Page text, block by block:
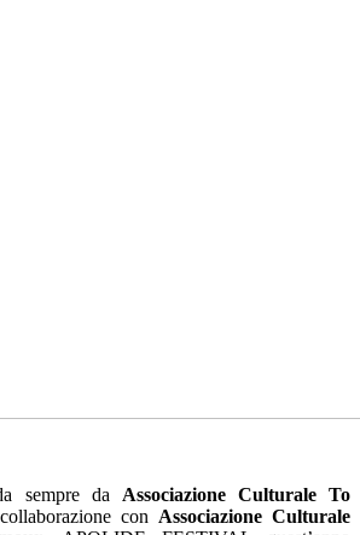
sempre da Associazione Culturale To
con Associazione Culturale